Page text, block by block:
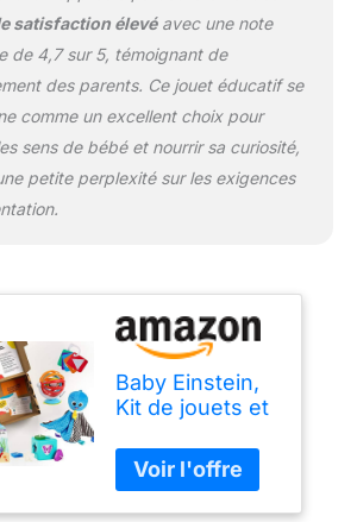
satisfaction élevéavec une note
de 4,7 sur 5, témoignant de
des parents. Ce jouet éducatif se
comme un excellent choix pour
sens de bébé et nourrir sa curiosité,
petite perplexité sur les exigences
Baby Einstein,
Kit de jouets et
cadeau pour le
développement
des formes et